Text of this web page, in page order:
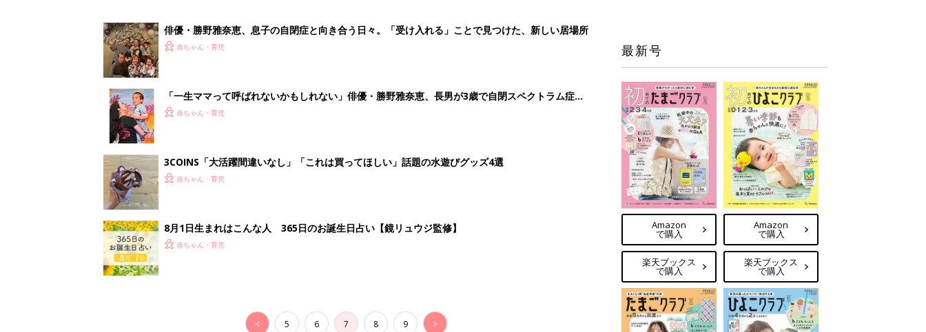
俳優・勝野雅奈恵、息子の自閉症と向き合う日々。「受け入れる」ことで見つけた、新しい居場所
赤ちゃん・育児
「一生ママって呼ばれないかもしれない」俳優・勝野雅奈恵、長男が3歳で自閉スペクトラム症と
診断赤ちゃん・育児
3COINS「大活躍間違いなし」「これは買ってほしい」話題の水遊びグッズ4選
赤ちゃん・育児
8月1日生まれはこんな人 365日のお誕生日占い【鏡リュウジ監修】
赤ちゃん・育児
< 5 6 7 8 9 >
最新号
Amazon
で購入
楽天ブックス
で購入
Amazon
で購入
楽天ブックス
で購入